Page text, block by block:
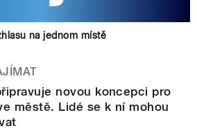
na jednom místě
novou koncepci pro
městě. Lidé se k ní mohou